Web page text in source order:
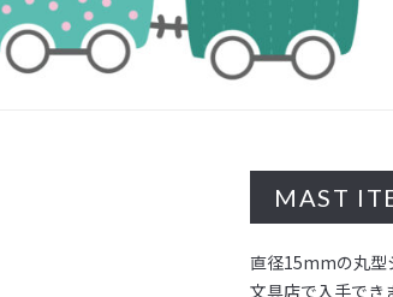
MAST
直径15mmの丸型
文具店で入手でき